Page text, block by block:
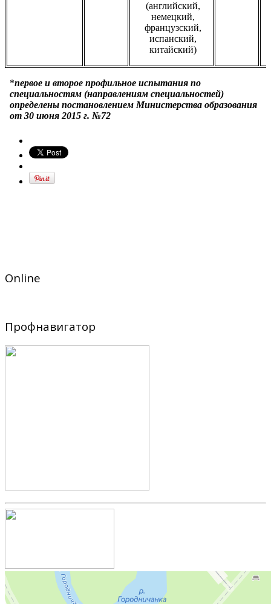
(английский,
немецкий,
французский,
испанский,
китайский)
*первое и второе профильное испытания по
специальностям (направлениям специальностей)
определены постановлением Министерства образования
от 30 июня 2015 г. №72
Online
Профнавигатор